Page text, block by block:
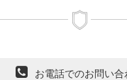
お電話でのお問い合